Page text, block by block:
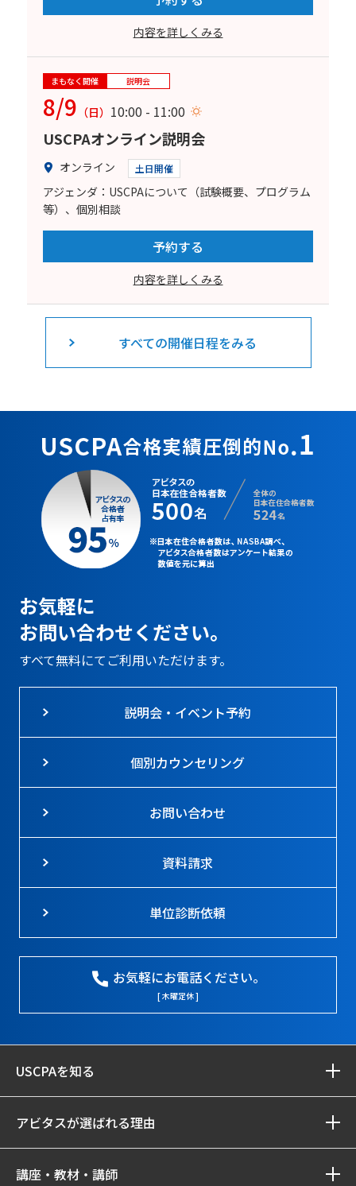
内容を詳しくみる
まもなく開催 説明会
8/9 （日） 10:00 - 11:00
USCPAオンライン説明会
オンライン 土日開催
アジェンダ：USCPAについて（試験概要、プログラム
等）、個別相談
予約する
内容を詳しくみる
すべての開催日程をみる
お気軽に
お問い合わせください。
すべて無料にてご利用いただけます。
説明会・イベント予約
個別カウンセリング
お問い合わせ
資料請求
単位診断依頼
お気軽にお電話ください。
[ 木曜定休 ]
USCPAを知る
アビタスが選ばれる理由
講座・教材・講師